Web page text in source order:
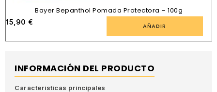
Bayer Bepanthol Pomada Protectora – 100g
15,90 € AÑADIR
INFORMACIÓN DEL PRODUCTO
Caracteristicas principales